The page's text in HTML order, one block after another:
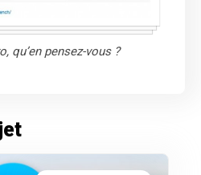
qu’en pensez-vous ?